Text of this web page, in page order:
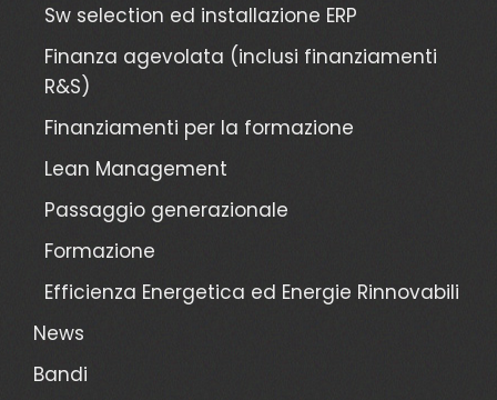
Sw selection ed installazione ERP
Finanza agevolata (inclusi finanziamenti
R&S)
Finanziamenti per la formazione
Lean Management
Passaggio generazionale
Formazione
Efficienza Energetica ed Energie Rinnovabili
News
Bandi